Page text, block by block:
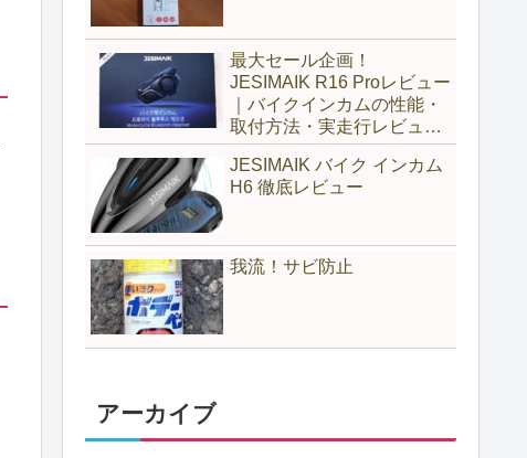
最大セール企画！
JESIMAIK R16 Proレビュー
｜バイクインカムの性能・
取付方法・実走行レビュー
とH6比較
JESIMAIK バイク インカム
H6 徹底レビュー
我流！サビ防止
アーカイブ